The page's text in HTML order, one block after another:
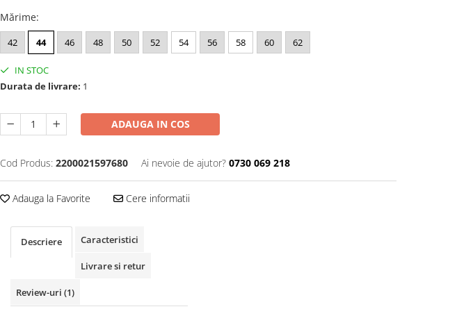
Mărime:
42 44 46 48 50 52 54 56 58 60 62
IN STOC
Durata de livrare: 1
ADAUGA IN COS
Cod Produs: 2200021597680 Ai nevoie de ajutor? 0730 069 218
Adauga la Favorite Cere informatii
Descriere Caracteristici
Livrare si retur
Review-uri (1)